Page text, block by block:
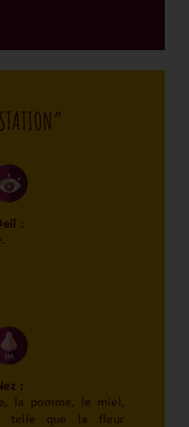
:
:
la pomme, le miel,
telle que la fleur